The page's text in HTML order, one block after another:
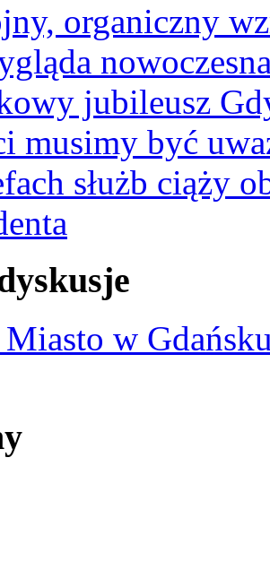
organiczny
jubileusz
musimy być
służb ciąży
Miasto w